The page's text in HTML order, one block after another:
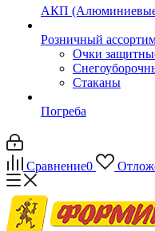
АКП (Алюминиевые
Розничный
Очки
Стаканы
Погреба
Сравнение0